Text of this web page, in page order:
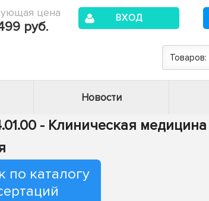
цена
руб.
ВХОД
Товаров:
Новости
- Клиническая медицина
по каталогу